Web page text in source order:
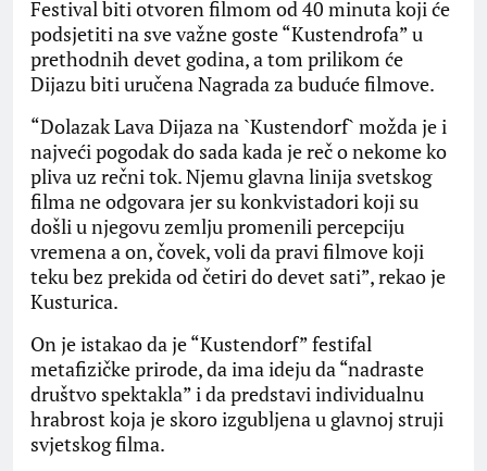
Festival biti otvoren filmom od 40 minuta koji će
podsjetiti na sve važne goste “Kustendrofa” u
prethodnih devet godina, a tom prilikom će
Dijazu biti uručena Nagrada za buduće filmove.
“Dolazak Lava Dijaza na `Kustendorf` možda je i
najveći pogodak do sada kada je reč o nekome ko
pliva uz rečni tok. Njemu glavna linija svetskog
filma ne odgovara jer su konkvistadori koji su
došli u njegovu zemlju promenili percepciju
vremena a on, čovek, voli da pravi filmove koji
teku bez prekida od četiri do devet sati”, rekao je
Kusturica.
On je istakao da je “Kustendorf” festifal
metafizičke prirode, da ima ideju da “nadraste
društvo spektakla” i da predstavi individualnu
hrabrost koja je skoro izgubljena u glavnoj struji
svjetskog filma.